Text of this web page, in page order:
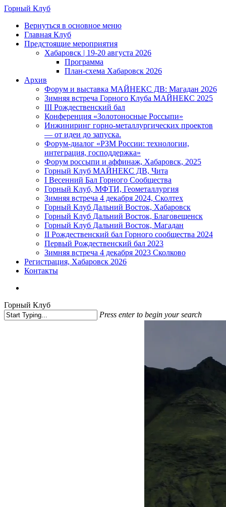
Skip
main
content
Горный Клуб
Menu
Вернуться в основное меню
Главная Клуб
Предстоящие мероприятия
Хабаровск | 19-20 августа 2026
Программа
План-схема Хабаровск 2026
Архив
Форум и выставка МАЙНЕКС ДВ: Магадан 2026
Зимняя встреча Горного Клуба МАЙНЕКС 2025
III Рождественский бал
Конференция «Золотоносные Россыпи»
Инжиниринг горно-металлургических проектов
— от идеи до запуска.
Форум-диалог «РЗМ России: технологии,
интеграция, господдержка»
Форум россыпи и аффинаж, Хабаровск, 2025
Горный Клуб МАЙНЕКС ДВ, Чита
I Весенний Бал Горного Сообщества
Горный Клуб, МФТИ, Геометаллургия
Зимняя встреча 4 декабря 2024, Сколтех
Горный Клуб Дальний Восток, Хабаровск
Горный Клуб Дальний Восток, Благовещенск
Горный Клуб Дальний Восток, Магадан
II Рождественский бал Горного сообщества 2024
Первый Рождественский бал 2023
Зимняя встреча 4 декабря 2023 Сколково
Регистрация, Хабаровск 2026
Контакты
Горный Клуб
Press enter to begin your search